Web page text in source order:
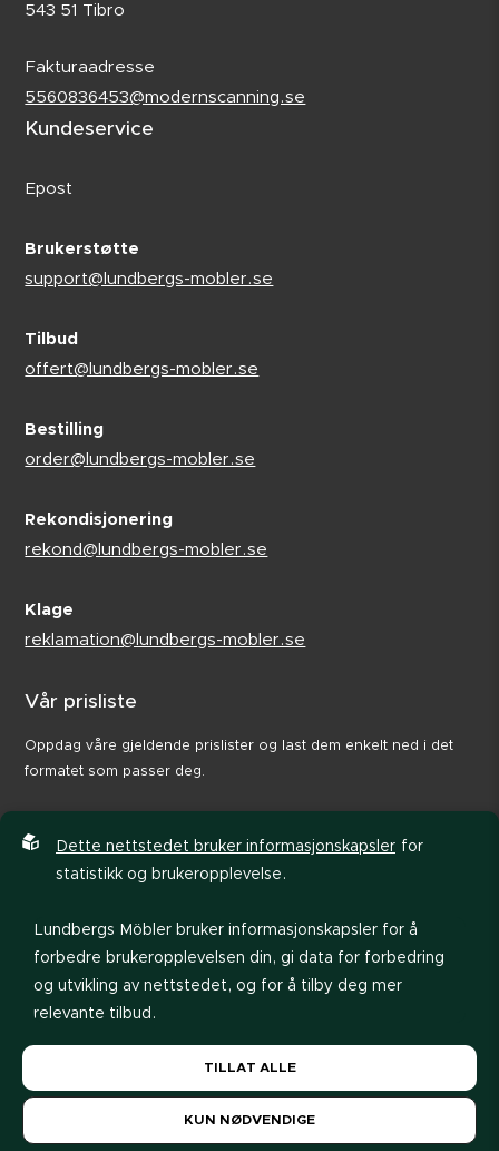
543 51 Tibro
Fakturaadresse
5560836453@modernscanning.se
Kundeservice
Epost
Brukerstøtte
support@lundbergs-mobler.se
Tilbud
offert@lundbergs-mobler.se
Bestilling
order@lundbergs-mobler.se
Rekondisjonering
rekond@lundbergs-mobler.se
Klage
reklamation@lundbergs-mobler.se
Vår prisliste
Oppdag våre gjeldende prislister og last dem enkelt ned i det
formatet som passer deg.
Dette nettstedet bruker informasjonskapsler for
statistikk og brukeropplevelse.
Lundbergs Möbler bruker informasjonskapsler for å
forbedre brukeropplevelsen din, gi data for forbedring
og utvikling av nettstedet, og for å tilby deg mer
relevante tilbud.
endre valget senere, kan du gjøre det nederst på
siden.
KUN NØDVENDIGE
TILLAT ALLE